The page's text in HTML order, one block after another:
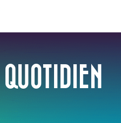
QUOTIDIEN